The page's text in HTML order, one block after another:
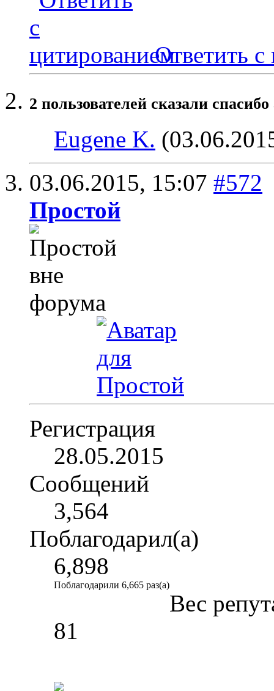
Ответить с
2 пользователей сказали
Eugene K.
03.06.2015, 15:07 #572
Простой
Регистрация
28.05.2015
Сообщений
3,564
Поблагодарил(а)
6,898
Поблагодарили 6,665 раз(а)
Вес
81